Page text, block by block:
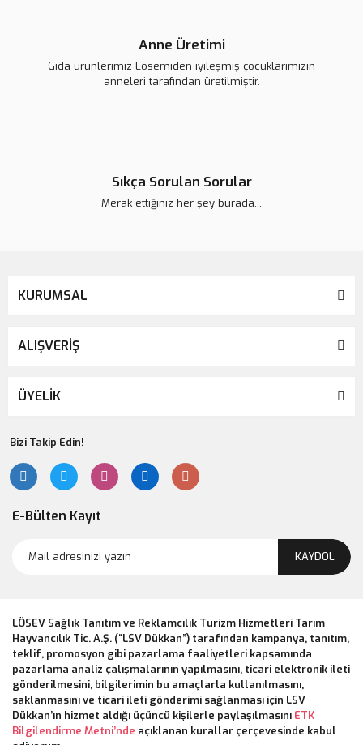
Anne Üretimi
Gıda ürünlerimiz Lösemiden iyileşmiş çocuklarımızın
anneleri tarafından üretilmiştir.
Sıkça Sorulan Sorular
Merak ettiğiniz her şey burada...
KURUMSAL
ALIŞVERİŞ
ÜYELİK
Bizi Takip Edin!
E-Bülten Kayıt
KAYDOL
LÖSEV Sağlık Tanıtım ve Reklamcılık Turizm Hizmetleri Tarım
Hayvancılık Tic. A.Ş. (“LSV Dükkan”) tarafından kampanya, tanıtım,
teklif, promosyon gibi pazarlama faaliyetleri kapsamında
pazarlama analiz çalışmalarının yapılmasını, ticari elektronik ileti
gönderilmesini, bilgilerimin bu amaçlarla kullanılmasını,
saklanmasını ve ticari ileti gönderimi sağlanması için LSV
Dükkan’ın hizmet aldığı üçüncü kişilerle paylaşılmasını ETK
Bilgilendirme Metni’nde açıklanan kurallar çerçevesinde kabul